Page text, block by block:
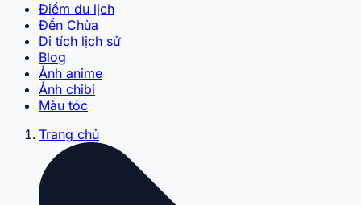
Điểm du lịch
Đền Chùa
Di tích lịch sử
Blog
Ảnh anime
Ảnh chibi
Màu tóc
Trang chủ